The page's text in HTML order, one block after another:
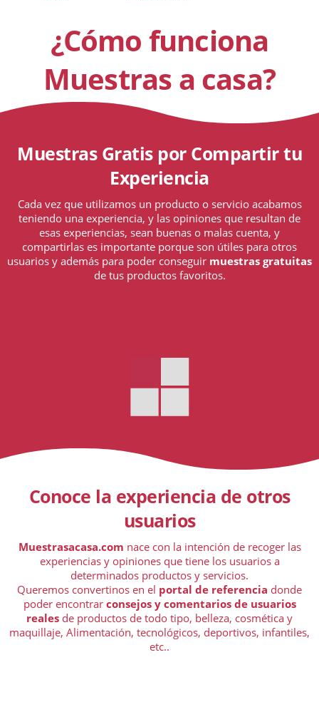
¿Cómo funciona
Muestras a casa?
Muestras Gratis por Compartir tu
Experiencia
Cada vez que utilizamos un producto o servicio acabamos
teniendo una experiencia, y las opiniones que resultan de
esas experiencias, sean buenas o malas cuenta, y
compartirlas es importante porque son útiles para otros
usuarios y además para poder conseguir muestras gratuitas
de tus productos favoritos.
Conoce la experiencia de otros
usuarios
Muestrasacasa.com nace con la intención de recoger las
experiencias y opiniones que tiene los usuarios a
determinados productos y servicios.
Queremos convertinos en el portal de referencia donde
poder encontrar consejos y comentarios de usuarios
reales de productos de todo tipo, belleza, cosmética y
maquillaje, Alimentación, tecnológicos, deportivos, infantiles,
etc..